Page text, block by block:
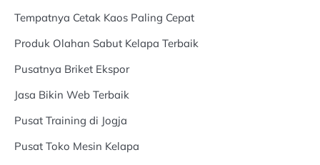
Tempatnya Cetak Kaos Paling Cepat
Produk Olahan Sabut Kelapa Terbaik
Pusatnya Briket Ekspor
Jasa Bikin Web Terbaik
Pusat Training di Jogja
Pusat Toko Mesin Kelapa